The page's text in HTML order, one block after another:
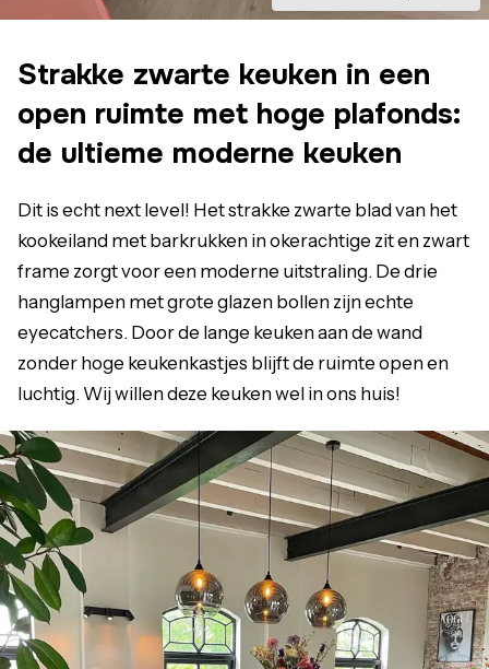
Strakke zwarte keuken in een
open ruimte met hoge plafonds:
de ultieme moderne keuken
Dit is echt next level! Het strakke zwarte blad van het
kookeiland met barkrukken in okerachtige zit en zwart
frame zorgt voor een moderne uitstraling. De drie
hanglampen met grote glazen bollen zijn echte
eyecatchers. Door de lange keuken aan de wand
zonder hoge keukenkastjes blijft de ruimte open en
luchtig. Wij willen deze keuken wel in ons huis!